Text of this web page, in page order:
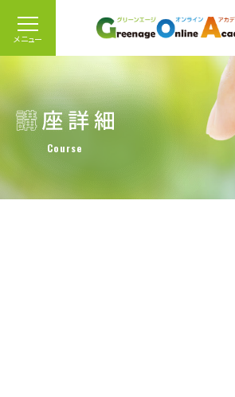
メニュー
Course